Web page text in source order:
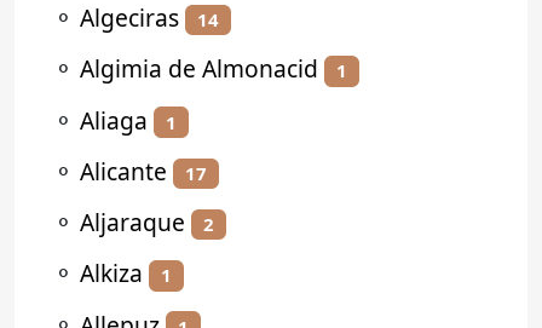
⚬ Algeciras 14
⚬ Algimia de Almonacid 1
⚬ Aliaga 1
⚬ Alicante 17
⚬ Aljaraque 2
⚬ Alkiza 1